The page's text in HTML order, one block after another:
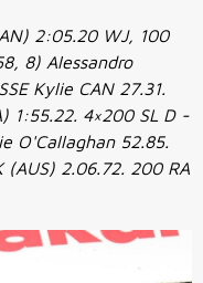
2:05.20 WJ, 100
8) Alessandro
Kylie CAN 27.31.
1:55.22. 4×200 SL D -
O'Callaghan 52.85.
(AUS) 2.06.72. 200 RA